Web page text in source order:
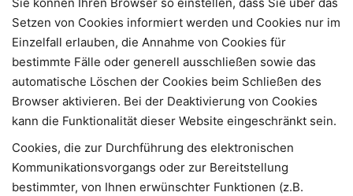
Setzen von Cookies informiert werden und Cookies nur im
Einzelfall erlauben, die Annahme von Cookies für
bestimmte Fälle oder generell ausschließen sowie das
automatische Löschen der Cookies beim Schließen des
Browser aktivieren. Bei der Deaktivierung von Cookies
kann die Funktionalität dieser Website eingeschränkt sein.
Cookies, die zur Durchführung des elektronischen
Kommunikationsvorgangs oder zur Bereitstellung
bestimmter, von Ihnen erwünschter Funktionen (z.B.